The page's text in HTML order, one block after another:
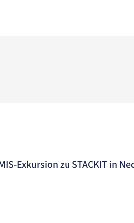
Exkursion zu STACKIT in